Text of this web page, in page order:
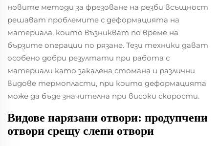
новите методи за фрезоване на резби всъщност
решават проблемите с деформацията на
материала, които възникват по време на
бързите операции по рязане. Тези техники дават
особено добри резултати при работа с
материали като закалена стомана и различни
видове термопласти, при които деформацията
може да бъде значителна при високи скорости.
Видове нарязани отвори: продупчени
отвори срещу слепи отвори